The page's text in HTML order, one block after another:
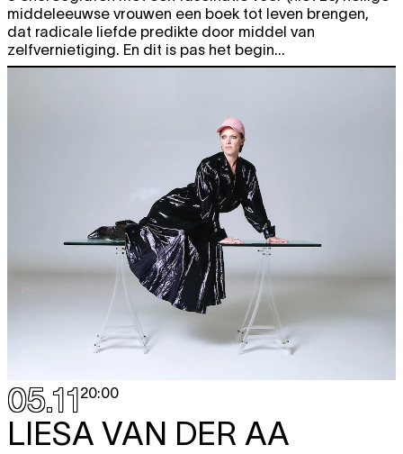
middeleeuwse vrouwen een boek tot leven brengen,
dat radicale liefde predikte door middel van
zelfvernietiging. En dit is pas het begin...
05.1120:00
LIESA VAN DER AA